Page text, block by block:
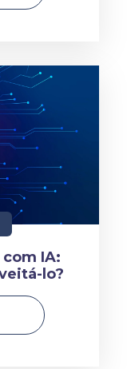
IA:
lo?